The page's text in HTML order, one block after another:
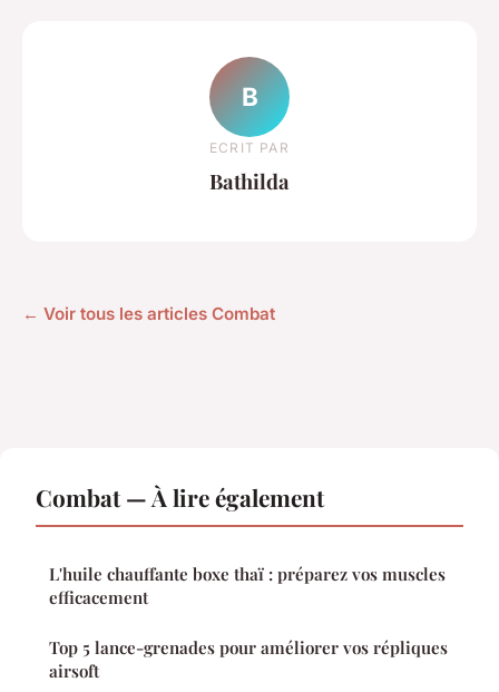
B
ECRIT PAR
Bathilda
← Voir tous les articles Combat
Combat — À lire également
L'huile chauffante boxe thaï : préparez vos muscles
efficacement
Top 5 lance-grenades pour améliorer vos répliques
airsoft